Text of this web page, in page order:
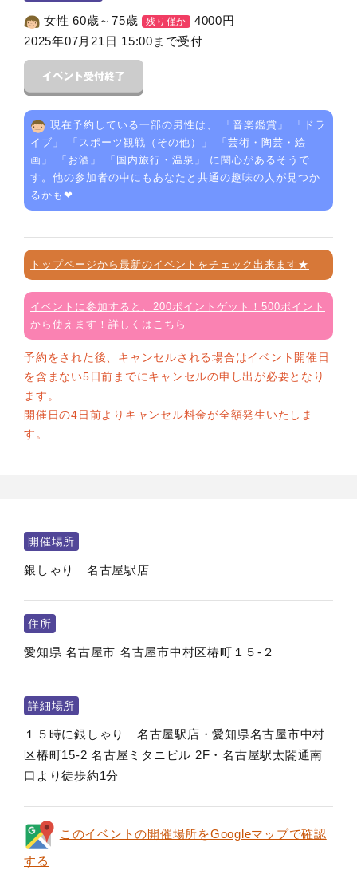
女性 60歳～75歳 残り僅か 4000円
2025年07月21日 15:00まで受付
現在予約している一部の男性は、 「 音楽鑑賞 」 「 ドラ
イブ 」 「 スポーツ観戦（その他） 」 「 芸術・陶芸・絵
画 」 「 お酒 」 「 国内旅行・温泉 」 に関心があるそうで
す。他の参加者の中にもあなたと共通の趣味の人が見つか
るかも❤
トップページから最新のイベントをチェック出来ます★
イベントに参加すると、200ポイントゲット！500ポイント
から使えます！詳しくはこちら
予約をされた後、キャンセルされる場合はイベント開催日
を含まない5日前までにキャンセルの申し出が必要となり
ます。
開催日の4日前よりキャンセル料金が全額発生いたしま
す。
開催場所
銀しゃり 名古屋駅店
住所
愛知県 名古屋市 名古屋市中村区椿町１５-２
詳細場所
１５時に銀しゃり 名古屋駅店・愛知県名古屋市中村
区椿町15-2 名古屋ミタニビル 2F・名古屋駅太閤通南
口より徒歩約1分
このイベントの開催場所をGoogleマップで確認
する